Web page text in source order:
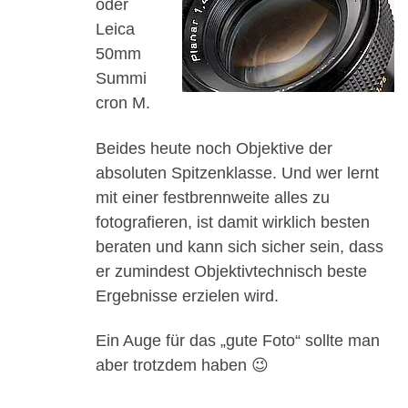
oder
Leica
50mm
Summi
cron M.
Beides heute noch Objektive der
absoluten Spitzenklasse. Und wer lernt
mit einer festbrennweite alles zu
fotografieren, ist damit wirklich besten
beraten und kann sich sicher sein, dass
er zumindest Objektivtechnisch beste
Ergebnisse erzielen wird.
Ein Auge für das „gute Foto“ sollte man
aber trotzdem haben 😉